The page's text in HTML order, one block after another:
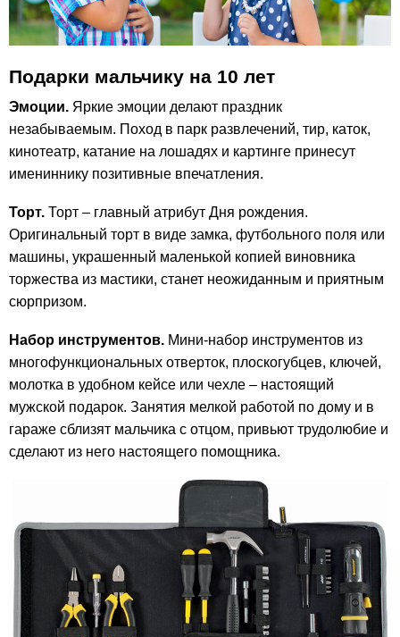
Подарки мальчику на 10 лет
Эмоции. Яркие эмоции делают праздник
незабываемым. Поход в парк развлечений, тир, каток,
кинотеатр, катание на лошадях и картинге принесут
имениннику позитивные впечатления.
Торт. Торт – главный атрибут Дня рождения.
Оригинальный торт в виде замка, футбольного поля или
машины, украшенный маленькой копией виновника
торжества из мастики, станет неожиданным и приятным
сюрпризом.
Набор инструментов. Мини-набор инструментов из
многофункциональных отверток, плоскогубцев, ключей,
молотка в удобном кейсе или чехле – настоящий
мужской подарок. Занятия мелкой работой по дому и в
гараже сблизят мальчика с отцом, привьют трудолюбие и
сделают из него настоящего помощника.